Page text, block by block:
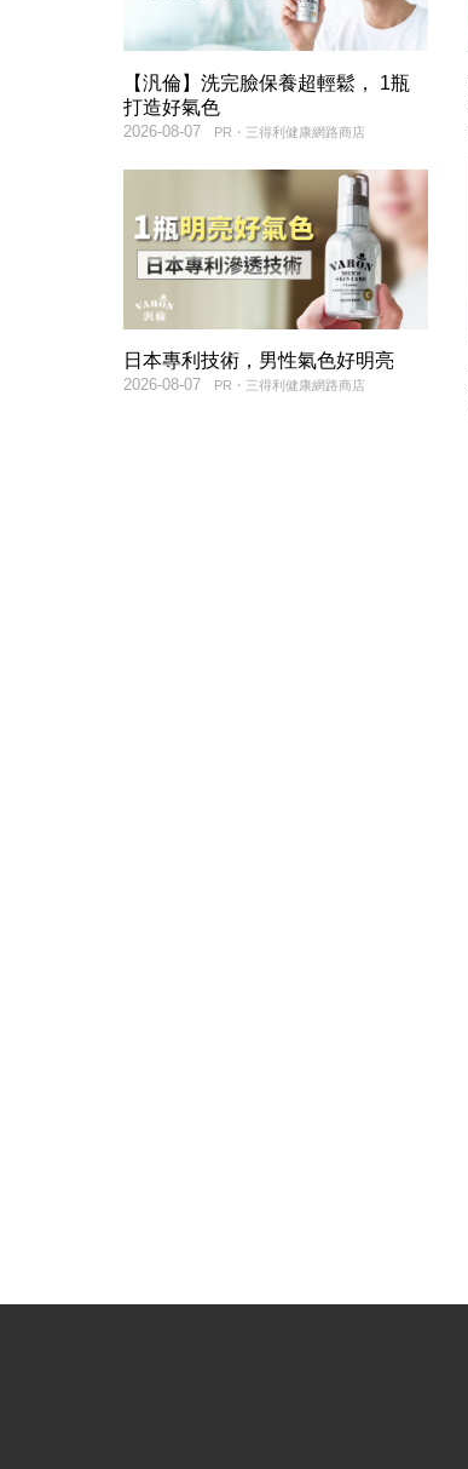
【汎倫】洗完臉保養超輕鬆， 1瓶
打造好氣色
PR・三得利健康網路商店
2026-08-07
日本專利技術，男性氣色好明亮
PR・三得利健康網路商店
2026-08-07